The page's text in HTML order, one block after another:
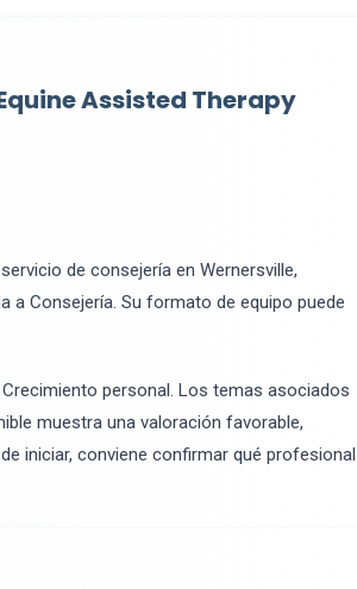
Assisted Therapy
de consejería en Wernersville,
a Consejería. Su formato de equipo puede
personal. Los temas asociados
muestra una valoración favorable,
iniciar, conviene confirmar qué profesional